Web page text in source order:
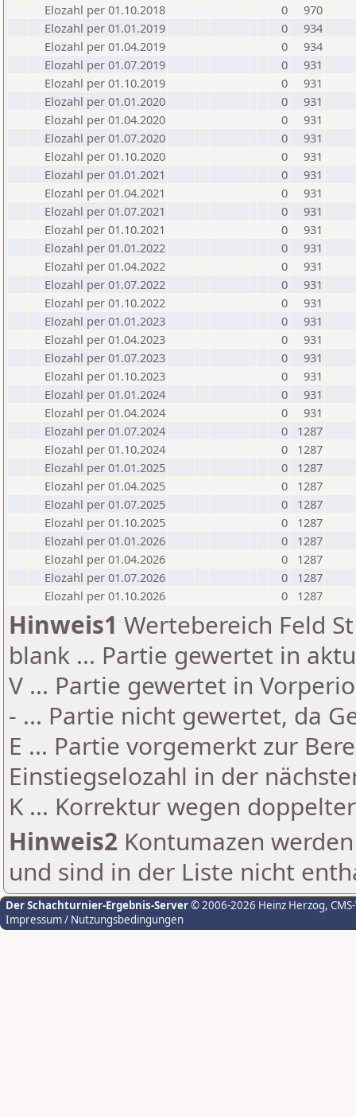
Elozahl per 01.10.2018
0
970
Elozahl per 01.01.2019
0
934
Elozahl per 01.04.2019
0
934
Elozahl per 01.07.2019
0
931
Elozahl per 01.10.2019
0
931
Elozahl per 01.01.2020
0
931
Elozahl per 01.04.2020
0
931
Elozahl per 01.07.2020
0
931
Elozahl per 01.10.2020
0
931
Elozahl per 01.01.2021
0
931
Elozahl per 01.04.2021
0
931
Elozahl per 01.07.2021
0
931
Elozahl per 01.10.2021
0
931
Elozahl per 01.01.2022
0
931
Elozahl per 01.04.2022
0
931
Elozahl per 01.07.2022
0
931
Elozahl per 01.10.2022
0
931
Elozahl per 01.01.2023
0
931
Elozahl per 01.04.2023
0
931
Elozahl per 01.07.2023
0
931
Elozahl per 01.10.2023
0
931
Elozahl per 01.01.2024
0
931
Elozahl per 01.04.2024
0
931
Elozahl per 01.07.2024
0
1287
Elozahl per 01.10.2024
0
1287
Elozahl per 01.01.2025
0
1287
Elozahl per 01.04.2025
0
1287
Elozahl per 01.07.2025
0
1287
Elozahl per 01.10.2025
0
1287
Elozahl per 01.01.2026
0
1287
Elozahl per 01.04.2026
0
1287
Elozahl per 01.07.2026
0
1287
Elozahl per 01.10.2026
0 1287
Hinweis1 Wertebereich Feld
blank ... Partie gewertet in
V ... Partie gewertet in
- ... Partie nicht gewertet, da
E ... Partie vorgemerkt zur
Einstiegselozahl in der
K ... Korrektur wegen
Hinweis2 Kontumazen
und sind in der Liste nicht
Der Schachturnier-Ergebnis-Server© 2006-2026 Heinz Herzog,
Impressum / Nutzungsbedingungen